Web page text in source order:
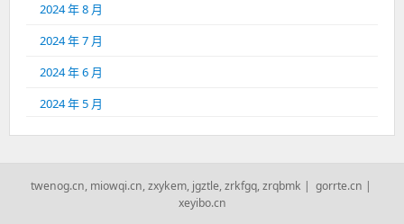
2024 年 8 月
2024 年 7 月
2024 年 6 月
2024 年 5 月
twenog.cn, miowqi.cn,zxykem, jgztle,zrkfgq,zrqbmk | gorrte.cn |
xeyibo.cn